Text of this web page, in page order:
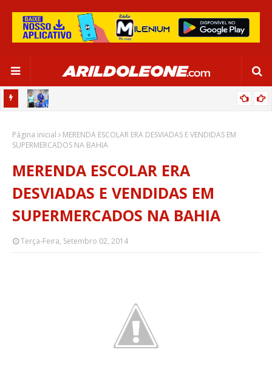
SALVADOR
Página inicial
MERENDA ESCOLAR ERA DESVIADAS E VENDIDAS EM
SUPERMERCADOS NA BAHIA
MERENDA ESCOLAR ERA
DESVIADAS E VENDIDAS EM
SUPERMERCADOS NA BAHIA
Terça-Feira, Setembro 02, 2014